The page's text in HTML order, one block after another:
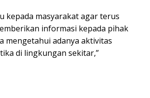
kepada masyarakat agar terus
informasi kepada pihak
mengetahui adanya aktivitas
di lingkungan sekitar,”